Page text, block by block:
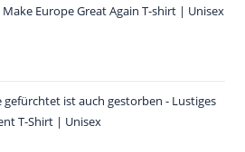
Make Europe Great Again T-shirt | Unisex
gefürchtet ist auch gestorben - Lustiges
T-Shirt | Unisex